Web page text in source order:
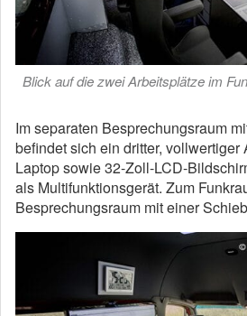
Blick auf die zwei Arbeitsplätze im
Im separaten Besprechungsraum
befindet sich ein dritter, vollwertiger
Laptop sowie 32-Zoll-LCD-
als Multifunktionsgerät. Zum
Besprechungsraum mit einer